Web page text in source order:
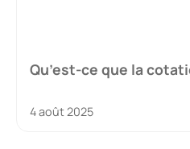
Qu’est-ce que la
4 août 2025